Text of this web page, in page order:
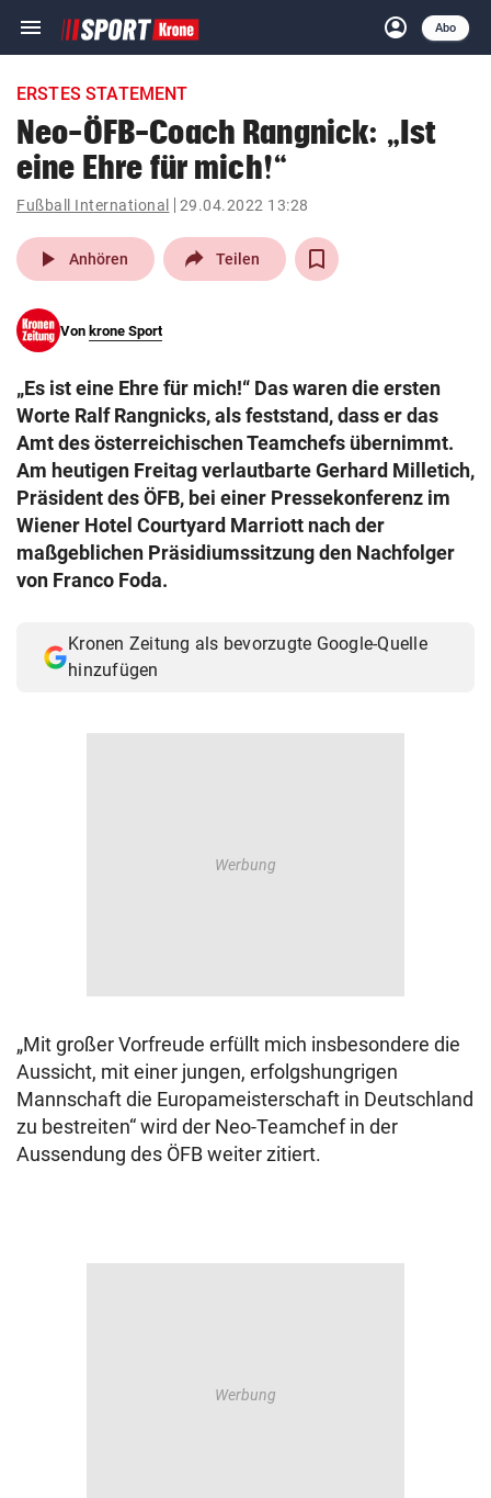
menu Navigation
ein-/ausklappen
account_circle
Anmelden
Abo
close Schließen
account_circle Anmelden
pin_drop
Wien arrow_right
search
eingeben
© Krone Multimedia GmbH & Co KG 2026
Muthgasse 2, 1190 Wien
ERSTES STATEMENT
Neo-ÖFB-Coach Rangnick: „Ist
eine Ehre für mich!“
Fußball International 29.04.2022 13:28
play_arrow Anhören Teilen
Von krone Sport
„Es ist eine Ehre für mich!“ Das waren die ersten
Worte Ralf Rangnicks, als feststand, dass er das
Amt des österreichischen Teamchefs übernimmt.
Am heutigen Freitag verlautbarte Gerhard Milletich,
Präsident des ÖFB, bei einer Pressekonferenz im
Wiener Hotel Courtyard Marriott nach der
maßgeblichen Präsidiumssitzung den Nachfolger
von Franco Foda.
Kronen Zeitung als bevorzugte Google-Quelle
hinzufügen
„Mit großer Vorfreude erfüllt mich insbesondere die
Aussicht, mit einer jungen, erfolgshungrigen
Mannschaft die Europameisterschaft in Deutschland
zu bestreiten“ wird der Neo-Teamchef in der
Aussendung des ÖFB weiter zitiert.